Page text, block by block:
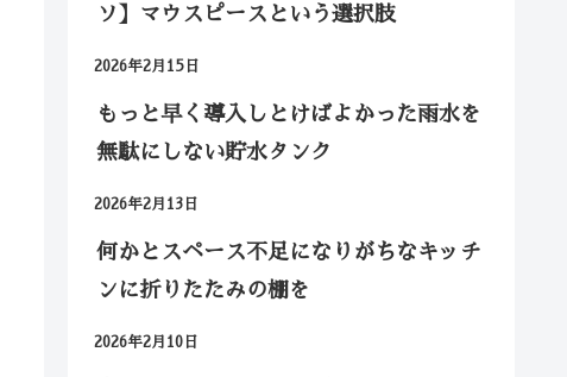
ソ】マウスピースという選択肢
2026年2月15日
もっと早く導入しとけばよかった雨水を
無駄にしない貯水タンク
2026年2月13日
何かとスペース不足になりがちなキッチ
ンに折りたたみの棚を
2026年2月10日